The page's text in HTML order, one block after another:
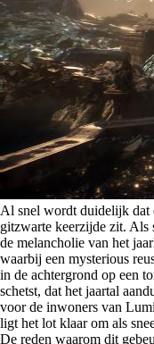
Al snel wordt duidelijk dat
gitzwarte keerzijde zit. Als
de melancholie van het
waarbij een mysterious
in de achtergrond op een
schetst, dat het jaartal
voor de inwoners van
ligt het lot klaar om als
De reden waarom dit